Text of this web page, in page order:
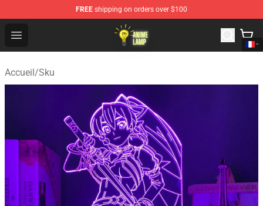
FREE shipping on orders over $100
Open menu
Anime Lamp Shop - The Best Store of Anime Lamp
Accueil/Sku